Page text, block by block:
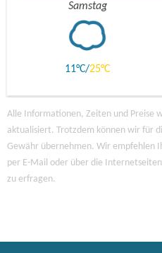
Samstag
11 25
Alle Informationen, Zeiten und Preise
aktualisiert. Trotzdem können wir für
Gewähr übernehmen. Wir empfehlen
per E-Mail oder über die
zu erfragen.